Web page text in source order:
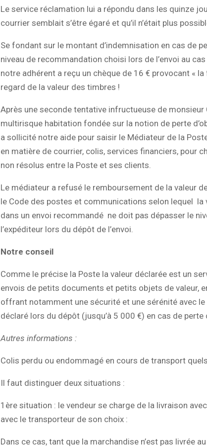
Le service réclamation lui a répondu dans les quinze
courrier semblait s’être égaré et qu’il n’était plus
Se fondant sur le montant d’indemnisation en cas de
niveau de recommandation choisi lors de l’envoi au
notre adhérent a reçu un chèque de 16 € provocant «
regard de la valeur des timbres !
Après une seconde tentative infructueuse de monsieur
multirisque habitation fondée sur la notion de perte
a sollicité notre aide pour saisir le Médiateur de la
en matière de courrier, colis, services financiers, pour
non résolus entre la Poste et ses clients.
Le médiateur a refusé le remboursement de la valeur
le Code des postes et communications selon lequel la
dans un envoi recommandé ne doit pas dépasser le
l’expéditeur lors du dépôt de l’envoi.
Notre conseil
Comme le précise la Poste la valeur déclarée est un
envois de petits documents et petits objets de valeur,
offrant notamment une sécurité et une sérénité avec
déclaré lors du dépôt (jusqu’à 5 000 €) en cas de perte
Autres informations :
Colis perdu ou endommagé en cours de transport
Il faut distinguer deux situations :
1ère situation : le vendeur se charge de la livraison
avec le transporteur de son choix :
Dans ce cas, tant que la marchandise n’est pas livrée